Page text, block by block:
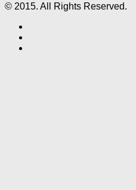
© 2015. All Rights Reserved.